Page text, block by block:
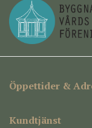
Öppettider &
Kundtjänst